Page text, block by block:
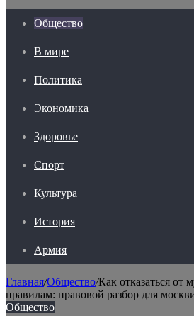
Общество
В мире
Политика
Экономика
Здоровье
Спорт
Культура
История
Армия
Главная/Общество/Как отказаться от
правилам: правовой разбор для
Общество